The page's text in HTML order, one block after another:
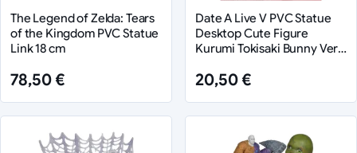
The Legend of Zelda: Tears
of the Kingdom PVC Statue
Link 18 cm
78,50 €
Date A Live V PVC Statue
Desktop Cute Figure
Kurumi Tokisaki Bunny Ver.
20,50 €